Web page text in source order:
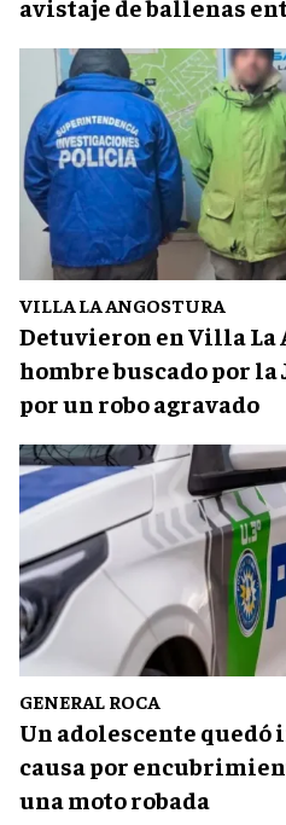
avistaje de ballenas
VILLA LA ANGOSTURA
Detuvieron en Villa La
hombre buscado por
por un robo agravado
GENERAL ROCA
Un adolescente quedó
causa por
una moto robada